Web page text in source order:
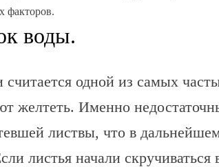
факторов.
воды.
считается одной из самых
желтеть. Именно
листвы, что в
листья начали